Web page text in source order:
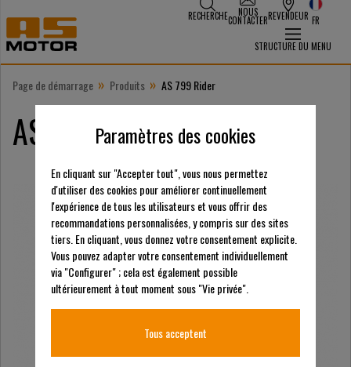
RECHERCHE NOUS
CONTACTERREVENDEUR FR
STRUCTURE DU MENU
Page de démarrage » Produits » AS 799 Rider
AS 799 RiderParamètres des cookies
En cliquant sur "Accepter tout", vous nous permettez
d'utiliser des cookies pour améliorer continuellement
l'expérience de tous les utilisateurs et vous offrir des
recommandations personnalisées, y compris sur des sites
tiers. En cliquant, vous donnez votre consentement explicite.
Vous pouvez adapter votre consentement individuellement
via "Configurer" ; cela est également possible
ultérieurement à tout moment sous "Vie privée".
Tous acceptent